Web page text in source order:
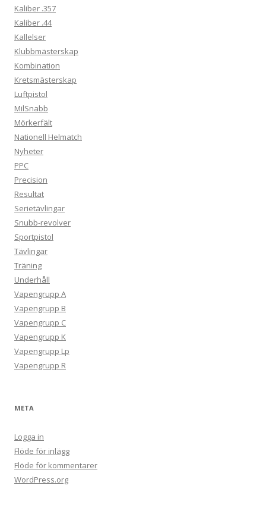
Kaliber .357
Kaliber .44
Kallelser
Klubbmästerskap
Kombination
Kretsmästerskap
Luftpistol
MilSnabb
Mörkerfält
Nationell Helmatch
Nyheter
PPC
Precision
Resultat
Serietävlingar
Snubb-revolver
Sportpistol
Tävlingar
Träning
Underhåll
Vapengrupp A
Vapengrupp B
Vapengrupp C
Vapengrupp K
Vapengrupp Lp
Vapengrupp R
META
Logga in
Flöde för inlägg
Flöde för kommentarer
WordPress.org